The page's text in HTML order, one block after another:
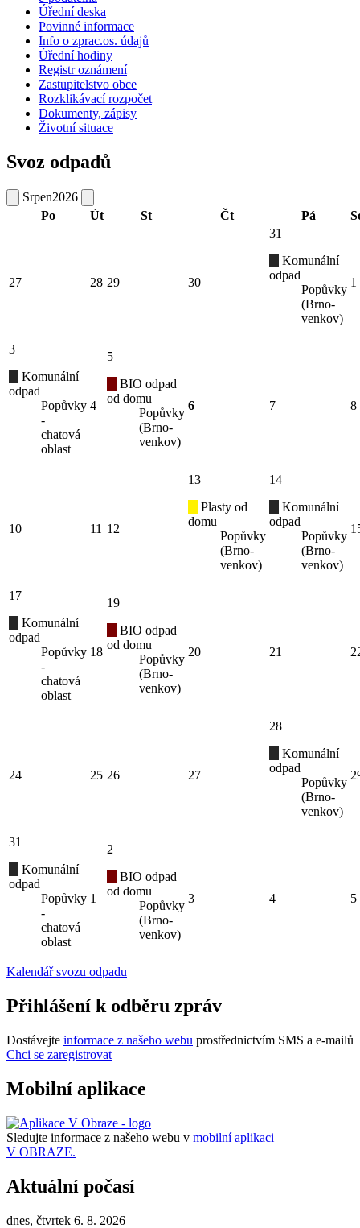
Úřední deska
Povinné informace
Info o zprac.os. údajů
Úřední hodiny
Registr oznámení
Zastupitelstvo obce
Rozklikávací rozpočet
Dokumenty, zápisy
Životní situace
Svoz odpadů
Srpen2026
Po
Út St Čt Pá
27 28 29 30
31
Komunální
odpad
Popůvky
(Brno-
venkov)
1
3
Komunální
odpad
Popůvky
-
chatová
oblast
4
5
BIO odpad
od domu
Popůvky
(Brno-
venkov)
6 7 8
10 11 12
13
Plasty od
domu
Popůvky
(Brno-
venkov)
14
Komunální
odpad
Popůvky
(Brno-
venkov)
17
Komunální
odpad
Popůvky
-
chatová
oblast
18
19
BIO odpad
od domu
Popůvky
(Brno-
venkov)
20 21
24 25 26 27
28
Komunální
odpad
Popůvky
(Brno-
venkov)
31
Komunální
odpad
Popůvky
-
chatová
oblast
1
2
BIO odpad
od domu
Popůvky
(Brno-
venkov)
3 4 5
Kalendář svozu odpadu
Přihlášení k odběru zpráv
Dostávejte informace z našeho webu prostřednictvím SMS a e-mailů
Chci se zaregistrovat
Mobilní aplikace
Sledujte informace z našeho webu v mobilní aplikaci –
V OBRAZE.
Aktuální počasí
dnes, čtvrtek 6. 8. 2026